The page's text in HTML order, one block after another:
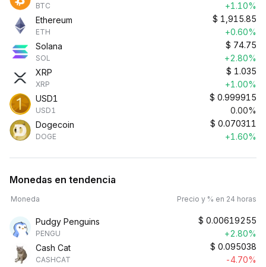
BTC
+1.10%
Ethereum
ETH
$ 1,915.85
+0.60%
Solana
SOL
$ 74.75
+2.80%
XRP
XRP
$ 1.035
+1.00%
USD1
USD1
$ 0.999915
0.00%
Dogecoin
DOGE
$ 0.070311
+1.60%
Monedas en tendencia
Moneda Precio y % en 24 horas
Pudgy Penguins
PENGU
$ 0.00619255
+2.80%
Cash Cat
CASHCAT
$ 0.095038
-4.70%